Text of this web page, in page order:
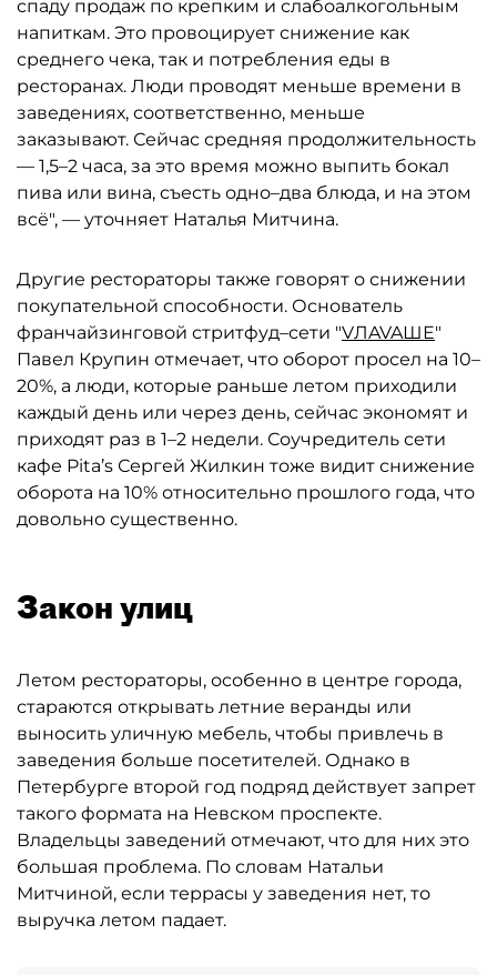
спаду продаж по крепким и слабоалкогольным
напиткам. Это провоцирует снижение как
среднего чека, так и потребления еды в
ресторанах. Люди проводят меньше времени в
заведениях, соответственно, меньше
заказывают. Сейчас средняя продолжительность
— 1,5–2 часа, за это время можно выпить бокал
пива или вина, съесть одно–два блюда, и на этом
всё", — уточняет Наталья Митчина.
Другие рестораторы также говорят о снижении
покупательной способности. Основатель
франчайзинговой стритфуд–сети "VЛAVAШЕ"
Павел Крупин отмечает, что оборот просел на 10–
20%, а люди, которые раньше летом приходили
каждый день или через день, сейчас экономят и
приходят раз в 1–2 недели. Соучредитель сети
кафе Pita’s Сергей Жилкин тоже видит снижение
оборота на 10% относительно прошлого года, что
довольно существенно.
Закон улиц
Летом рестораторы, особенно в центре города,
стараются открывать летние веранды или
выносить уличную мебель, чтобы привлечь в
заведения больше посетителей. Однако в
Петербурге второй год подряд действует запрет
такого формата на Невском проспекте.
Владельцы заведений отмечают, что для них это
большая проблема. По словам Натальи
Митчиной, если террасы у заведения нет, то
выручка летом падает.